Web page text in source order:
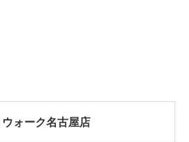
ォーク名古屋店